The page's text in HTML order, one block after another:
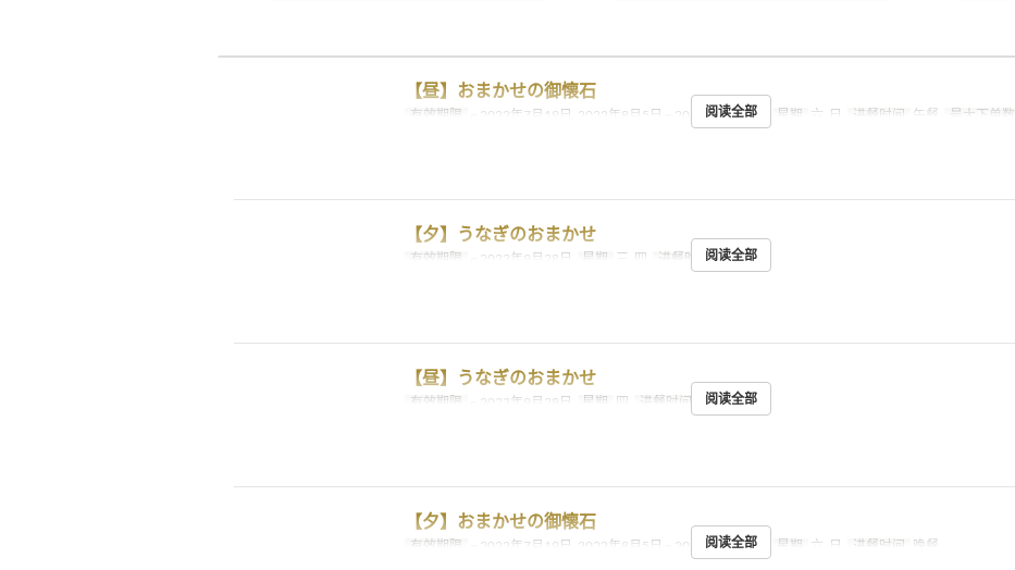
【昼】おまかせの御懐石
有效期限 ~ 2022年7月19日, 2022年8月5日 ~ 2024年1月31日 星期 六, 日 进餐时间 午餐 最大下单数
阅读全部
【夕】うなぎのおまかせ
有效期限 ~ 2023年9月28日 星期 三, 四 进餐时间 晚餐
阅读全部
【昼】うなぎのおまかせ
有效期限 ~ 2023年9月28日 星期 四 进餐时间 午餐
阅读全部
【夕】おまかせの御懐石
有效期限 ~ 2022年7月19日, 2022年8月5日 ~ 2024年1月31日 星期 六, 日 进餐时间 晚餐
阅读全部